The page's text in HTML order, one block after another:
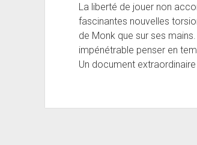
La liberté de jouer non
fascinantes nouvelles
de Monk que sur ses
impénétrable penser en
Un document